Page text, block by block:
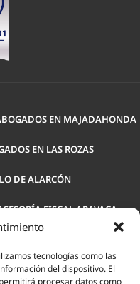
tecnologías como las
del dispositivo. El
procesar datos como
EN MAJADAHONDA
EN LAS ROZAS
DE ALARCÓN
FISCAL ARAVACA
EN ARAVACA MADRID